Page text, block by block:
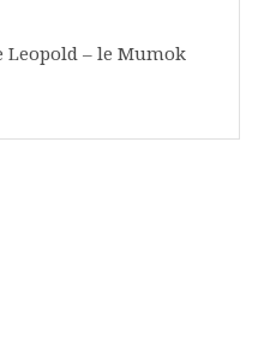
Leopold – le Mumok